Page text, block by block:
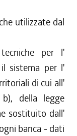
utilizzate dal
per l'
sistema per l'
di cui all'
della legge
sostituito dall'
banca - dati